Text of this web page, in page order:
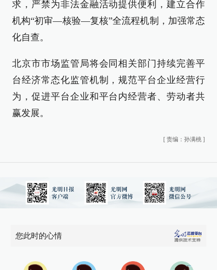
求，严禁为非法金融活动提供便利，建立合作
机构“初审—核验—复核”全流程机制，加强常态
化自查。
北京市市场监管局将会同相关部门持续完善平
台经济常态化监管机制，规范平台企业经营行
为，促进平台企业和平台内经营者、劳动者共
赢发展。
[ 责编：孙满桃 ]
您此时的心情